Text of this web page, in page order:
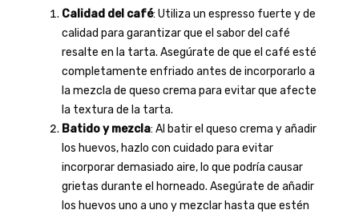
Calidad del café: Utiliza un espresso fuerte y de
calidad para garantizar que el sabor del café
resalte en la tarta. Asegúrate de que el café esté
completamente enfriado antes de incorporarlo a
la mezcla de queso crema para evitar que afecte
la textura de la tarta.
Batido y mezcla: Al batir el queso crema y añadir
los huevos, hazlo con cuidado para evitar
incorporar demasiado aire, lo que podría causar
grietas durante el horneado. Asegúrate de añadir
los huevos uno a uno y mezclar hasta que estén